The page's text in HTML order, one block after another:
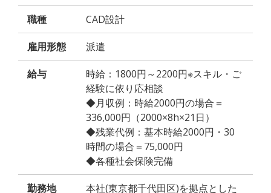
職種 CAD設計
雇用形態 派遣
給与
時給：1800円～2200円※スキル・ご
経験に依り応相談
◆月収例：時給2000円の場合＝
336,000円（2000×8h×21日）
◆残業代例：基本時給2000円・30
時間の場合＝75,000円
◆各種社会保険完備
勤務地
本社(東京都千代田区)を拠点とした